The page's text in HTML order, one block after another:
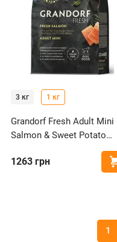
3 кг 1 кг
Grandorf Fresh Adult Mini
Salmon & Sweet Potato
беззерновой с лососем
бататом для собак
1263 грн
1